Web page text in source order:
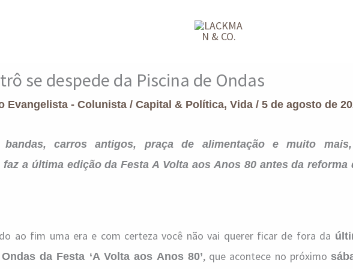
se despede da Piscina de Ondas
Evangelista - Colunista / Capital & Política, Vida / 5 de agosto de
bandas, carros antigos, praça de alimentação e muito
faz a última edição da Festa A Volta aos Anos 80 antes da reforma
ao fim uma era e com certeza você não vai querer ficar de fora da
da Festa ‘A Volta aos Anos 80’, que acontece no próximo